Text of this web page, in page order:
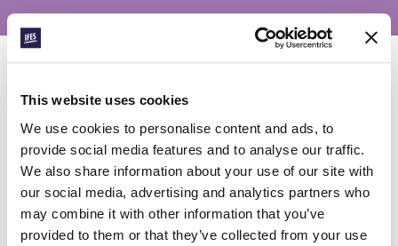
This website uses cookies
We use cookies to personalise content and ads, to
provide social media features and to analyse our traffic.
We also share information about your use of our site with
our social media, advertising and analytics partners who
may combine it with other information that you’ve
provided to them or that they’ve collected from your use
Pour plus d’informations sur la PANAF 2025
veuillez contacter.
7.1. COMITÉ D’ORGANISATION